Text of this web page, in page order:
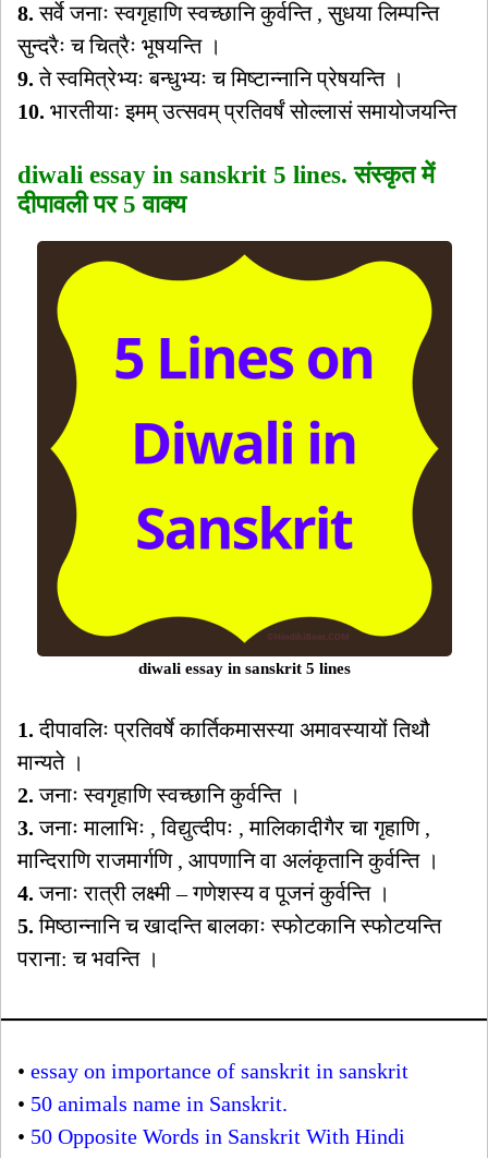
8. सर्वे जनाः स्वगृहाणि स्वच्छानि कुर्वन्ति , सुधया लिम्पन्ति
सुन्दरैः च चित्रैः भूषयन्ति ।
9. ते स्वमित्रेभ्यः बन्धुभ्यः च मिष्टान्नानि प्रेषयन्ति ।
10. भारतीयाः इमम् उत्सवम् प्रतिवर्षं सोल्लासं समायोजयन्ति
diwali essay in sanskrit 5 lines. संस्कृत में
दीपावली पर 5 वाक्य
diwali essay in sanskrit 5 lines
1. दीपावलिः प्रतिवर्षे कार्तिकमासस्या अमावस्यायों तिथौ
मान्यते ।
2. जनाः स्वगृहाणि स्वच्छानि कुर्वन्ति ।
3. जनाः मालाभिः , विद्युत्दीपः , मालिकादीगैर चा गृहाणि ,
मान्दिराणि राजमार्गणि , आपणानि वा अलंकृतानि कुर्वन्ति ।
4. जनाः रात्री लक्ष्मी – गणेशस्य व पूजनं कुर्वन्ति ।
5. मिष्ठान्नानि च खादन्ति बालकाः स्फोटकानि स्फोटयन्ति
पराना: च भवन्ति ।
• essay on importance of sanskrit in sanskrit
• 50 animals name in Sanskrit.
• 50 Opposite Words in Sanskrit With Hindi